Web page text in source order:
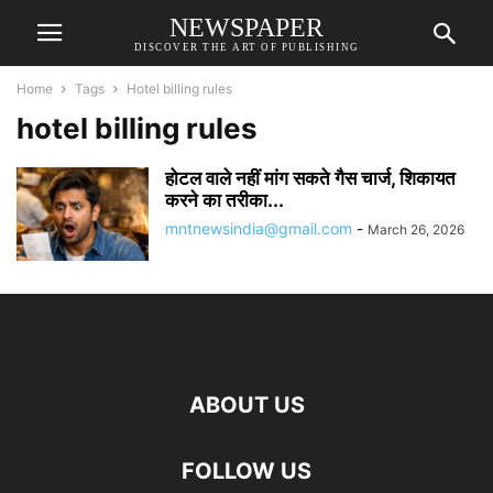
NEWSPAPER
DISCOVER THE ART OF PUBLISHING
Home Tags Hotel billing rules
hotel billing rules
होटल वाले नहीं मांग सकते गैस चार्ज, शिकायत
करने का तरीका...
mntnewsindia@gmail.com - March 26, 2026
ABOUT US
FOLLOW US